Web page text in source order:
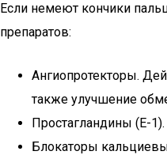
Если немеют кончики
препаратов:
Ангиопротекторы.
также улучшение
Простагландины (Е-
Блокаторы